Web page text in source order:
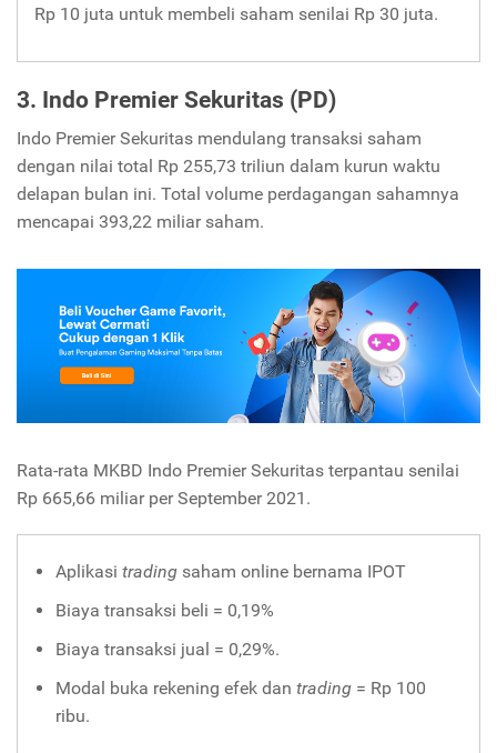
Rp 10 juta untuk membeli saham senilai Rp 30 juta.
3. Indo Premier Sekuritas (PD)
Indo Premier Sekuritas mendulang transaksi saham
dengan nilai total Rp 255,73 triliun dalam kurun waktu
delapan bulan ini. Total volume perdagangan sahamnya
mencapai 393,22 miliar saham.
Rata-rata MKBD Indo Premier Sekuritas terpantau senilai
Rp 665,66 miliar per September 2021.
Aplikasi trading saham online bernama IPOT
Biaya transaksi beli = 0,19%
Biaya transaksi jual = 0,29%.
Modal buka rekening efek dantrading = Rp 100
ribu.